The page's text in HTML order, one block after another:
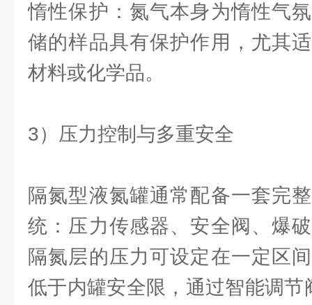
惰性保护：氮气本身为惰性气
储的样品具有保护作用，尤其
材料或化学品。
3）压力控制与多重安全
隔氮型液氮罐通常配备一套完
统：压力传感器、安全阀、爆
隔氮层的压力可设定在一定区
低于内罐安全限，通过智能调节